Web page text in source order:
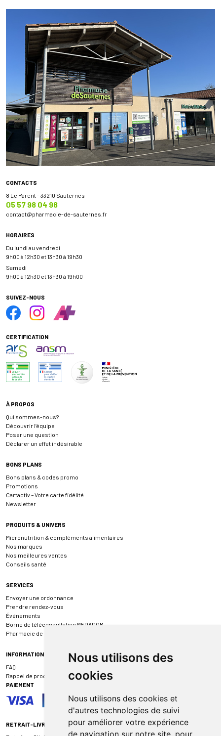
Nous utilisons des
cookies
Nous utilisons des cookies et
d'autres technologies de suivi
pour améliorer votre expérience
de navigation sur notre site, pour
CONTACTS
8 Le Parent - 33210 Sauternes
05 57 98 04 98
contact@pharmacie-de-sauternes.fr
HORAIRES
Du lundi au vendredi
9h00 à 12h30 et 13h30 à 19h30
Samedi
9h00 à 12h30 et 13h30 à 19h00
SUIVEZ-NOUS
CERTIFICATION
À PROPOS
Qui sommes-nous?
Découvrir l’équipe
Poser une question
Déclarer un effet indésirable
BONS PLANS
Bons plans & codes promo
Promotions
Cartactiv – Votre carte fidélité
Newsletter
PRODUITS & UNIVERS
Micronutrition & compléments alimentaires
Nos marques
Nos meilleures ventes
Conseils santé
SERVICES
Envoyer une ordonnance
Prendre rendez-vous
Événements
Borne de téléconsultation MEDADOM
Pharmacie de garde
INFORMATIONS
FAQ
Rappel de produit
PAIEMENT
RETRAIT-LIVRAISON